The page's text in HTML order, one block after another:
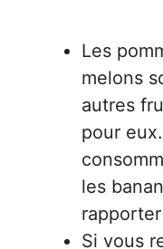
Les
melons
autres
pour
les
Si vous